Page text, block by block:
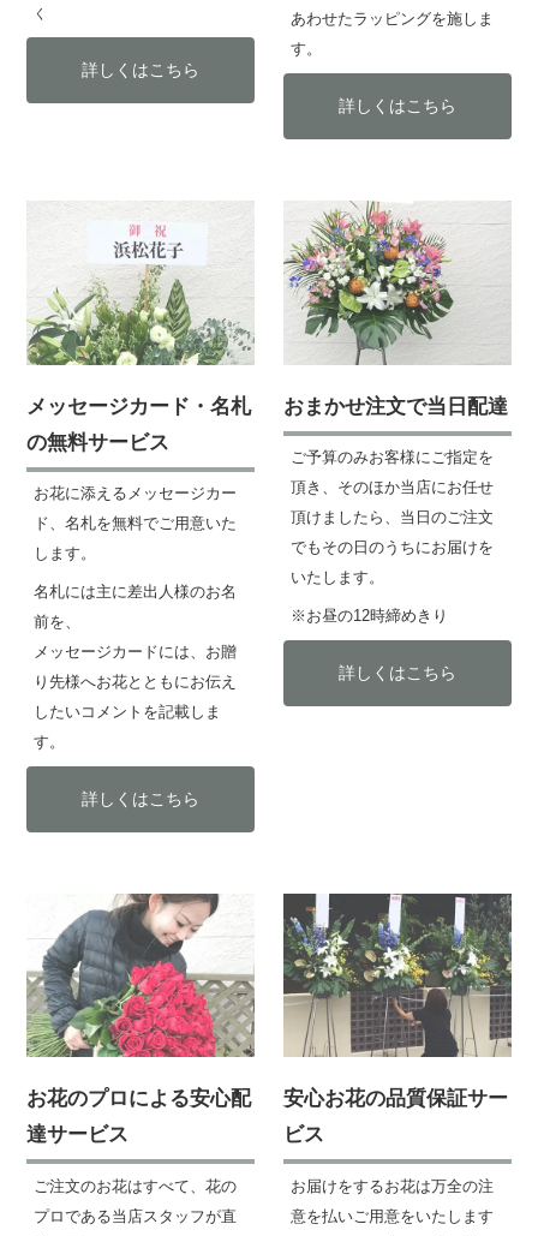
く
詳しくはこちら
あわせたラッピングを施しま
す。
詳しくはこちら
メッセージカード・名札
の無料サービス
お花に添えるメッセージカー
ド、名札を無料でご用意いた
します。
名札には主に差出人様のお名
前を、
メッセージカードには、お贈
り先様へお花とともにお伝え
したいコメントを記載しま
す。
詳しくはこちら
おまかせ注文で当日配達
ご予算のみお客様にご指定を
頂き、そのほか当店にお任せ
頂けましたら、当日のご注文
でもその日のうちにお届けを
いたします。
※お昼の12時締めきり
詳しくはこちら
お花のプロによる安心配
達サービス
ご注文のお花はすべて、花の
プロである当店スタッフが直
安心お花の品質保証サー
ビス
お届けをするお花は万全の注
意を払いご用意をいたします